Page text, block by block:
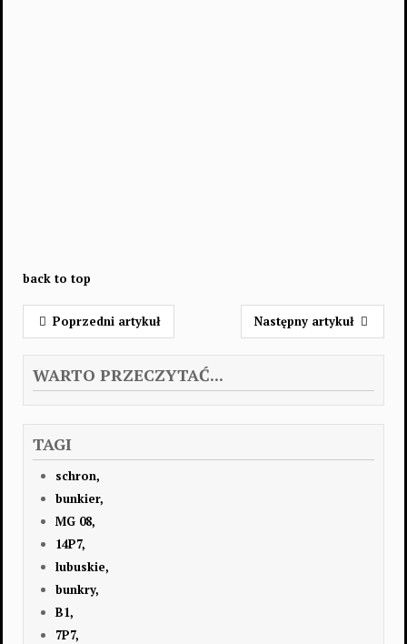
back to top
Poprzedni artykuł Następny artykuł
WARTO PRZECZYTAĆ...
TAGI
schron,
bunkier,
MG 08,
14P7,
lubuskie,
bunkry,
B1,
7P7,